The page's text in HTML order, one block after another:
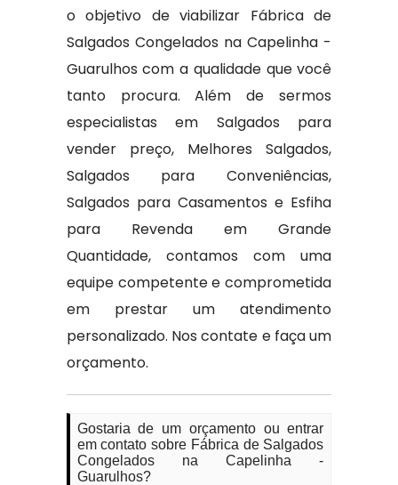
o objetivo de viabilizar Fábrica de
Salgados Congelados na Capelinha -
Guarulhos com a qualidade que você
tanto procura. Além de sermos
especialistas em Salgados para
vender preço, Melhores Salgados,
Salgados para Conveniências,
Salgados para Casamentos e Esfiha
para Revenda em Grande
Quantidade, contamos com uma
equipe competente e comprometida
em prestar um atendimento
personalizado. Nos contate e faça um
orçamento.
Gostaria de um orçamento ou entrar
em contato sobre Fábrica de Salgados
Congelados na Capelinha -
Guarulhos?